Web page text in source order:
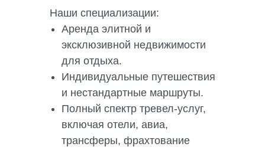
Наши специализации:
Аренда элитной и
эксклюзивной недвижимости
для отдыха.
Индивидуальные путешествия
и нестандартные маршруты.
Полный спектр тревел-услуг,
включая отели, авиа,
трансферы, фрахтование